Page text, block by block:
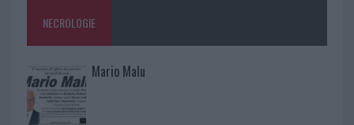
NECROLOGIE
Mario Malu